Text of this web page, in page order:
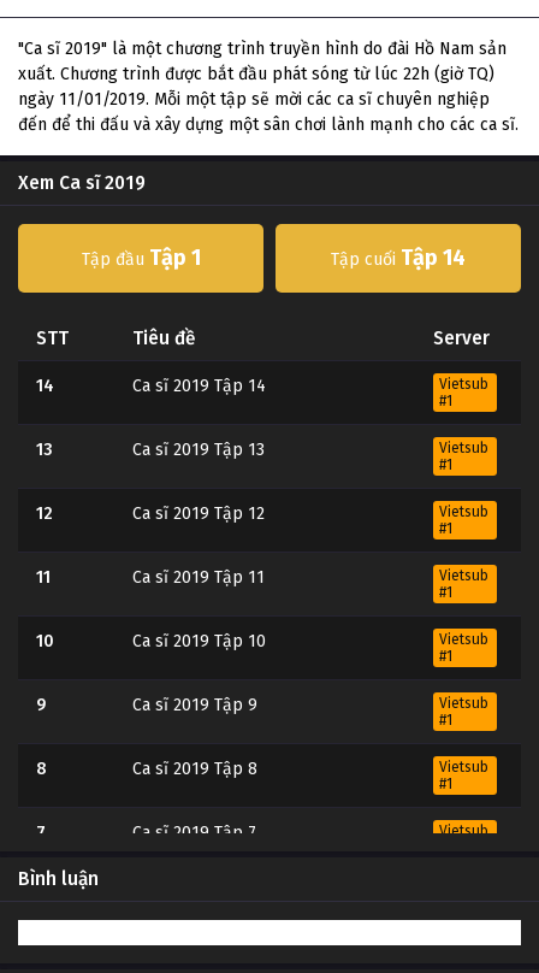
"Ca sĩ 2019" là một chương trình truyền hình do đài Hồ Nam sản
xuất. Chương trình được bắt đầu phát sóng từ lúc 22h (giờ TQ)
ngày 11/01/2019. Mỗi một tập sẽ mời các ca sĩ chuyên nghiệp
đến để thi đấu và xây dựng một sân chơi lành mạnh cho các ca sĩ.
Xem Ca sĩ 2019
Tập đầu Tập 1 Tập cuối Tập 14
STT Tiêu đề Server
14 Ca sĩ 2019 Tập 14
Vietsub
#1
13 Ca sĩ 2019 Tập 13
Vietsub
#1
12 Ca sĩ 2019 Tập 12
Vietsub
#1
11 Ca sĩ 2019 Tập 11
Vietsub
#1
10 Ca sĩ 2019 Tập 10
Vietsub
#1
9 Ca sĩ 2019 Tập 9
Vietsub
#1
8 Ca sĩ 2019 Tập 8
Vietsub
#1
7 Ca sĩ 2019 Tập 7
Vietsub
6 Ca sĩ 2019 Tập 6
Bình luận